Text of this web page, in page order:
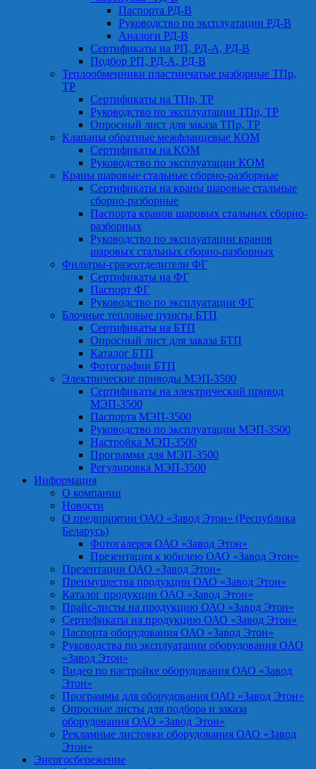
Паспорта РД-В
Руководство по эксплуатации РД-В
Аналоги РД-В
Сертификаты на РП, РД-А, РД-В
Подбор РП, РД-А, РД-В
Теплообменники пластинчатые разборные ТПр,
ТР
Сертификаты на ТПр, ТР
Руководство по эксплуатации ТПр, ТР
Опросный лист для заказа ТПр, ТР
Клапаны обратные межфланцевые КОМ
Сертификаты на КОМ
Руководство по эксплуатации КОМ
Краны шаровые стальные сборно-разборные
Сертификаты на краны шаровые стальные
сборно-разборные
Паспорта кранов шаровых стальных сборно-
разборных
Руководство по эксплуатации кранов
шаровых стальных сборно-разборных
Фильтры-грязеотделители ФГ
Сертификаты на ФГ
Паспорт ФГ
Руководство по эксплуатации ФГ
Блочные тепловые пункты БТП
Сертификаты на БТП
Опросный лист для заказа БТП
Каталог БТП
Фотографии БТП
Электрические приводы МЭП-3500
Сертификаты на электрический привод
МЭП-3500
Паспорта МЭП-3500
Руководство по эксплуатации МЭП-3500
Настройка МЭП-3500
Программа для МЭП-3500
Регулировка МЭП-3500
Информация
О компании
Новости
О предприятии ОАО «Завод Этон» (Республика
Беларусь)
Фотогалерея ОАО «Завод Этон»
Презентация к юбилею ОАО «Завод Этон»
Презентации ОАО «Завод Этон»
Преимущества продукции ОАО «Завод Этон»
Каталог продукции ОАО «Завод Этон»
Прайс-листы на продукцию ОАО «Завод Этон»
Сертификаты на продукцию ОАО «Завод Этон»
Паспорта оборудования ОАО «Завод Этон»
Руководства по эксплуатации оборудования ОАО
«Завод Этон»
Видео по настройке оборудования ОАО «Завод
Этон»
Программы для оборудования ОАО «Завод Этон»
Опросные листы для подбора и заказа
оборудования ОАО «Завод Этон»
Рекламные листовки оборудования ОАО «Завод
Этон»
Энергосбережение